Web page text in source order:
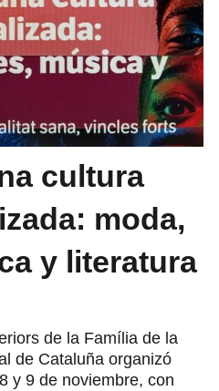
cultura
moda,
y literatura
de la Família de la
de Cataluña organizó
y 9 de noviembre, con